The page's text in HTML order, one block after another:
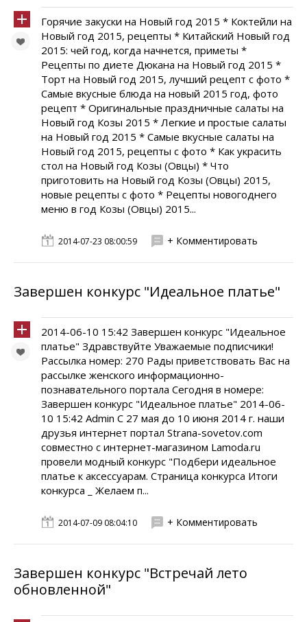
Горячие закуски на Новый год 2015 * Коктейли на
Новый год 2015, рецепты * Китайский Новый год
2015: чей год, когда начнется, приметы *
Рецепты по диете Дюкана на Новый год 2015 *
Торт на Новый год 2015, лучший рецепт с фото *
Самые вкусные блюда на новый 2015 год, фото
рецепт * Оригинальные праздничные салаты на
Новый год Козы 2015 * Легкие и простые салаты
на Новый год 2015 * Самые вкусные салаты на
Новый год 2015, рецепты с фото * Как украсить
стол на Новый год Козы (Овцы) * Что
приготовить на Новый год Козы (Овцы) 2015,
новые рецепты с фото * Рецепты новогоднего
меню в год Козы (Овцы) 2015...
2014-07-23 08:00:59 + Комментировать
Завершен конкурс "Идеальное платье"
2014-06-10 15:42 Завершен конкурс "Идеальное
платье" Здравствуйте Уважаемые подписчики!
Рассылка номер: 270 Рады приветствовать Вас на
рассылке женского информационно-
познавательного портала Сегодня в номере:
Завершен конкурс "Идеальное платье" 2014-06-
10 15:42 Admin C 27 мая до 10 июня 2014 г. наши
друзья интернет портал Strana-sovetov.com
совместно с интернет-магазином Lamoda.ru
провели модный конкурс "Подбери идеальное
платье к аксессуарам. Страница конкурса Итоги
конкурса _ Желаем п...
2014-07-09 08:04:10 + Комментировать
Завершен конкурс "Встречай лето
обновленной"